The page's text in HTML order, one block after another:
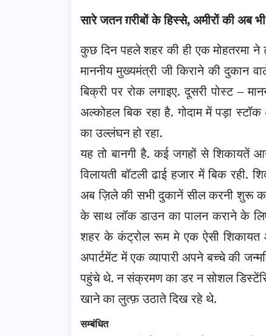
सारे जतन ग़रीबों के हिस्से, अमीरों की अब
कुछ दिन पहले शहर की ही एक मोहतरमा ने
माननीय मुख्यमंत्री जी किराने की
बिक्री पर रोक लगाइए. दूसरी पोस्ट –
अल्कोहल बिक रहा है. गोदाम में पड़ा
का उल्लंघन हो रहा.
यह तो बानगी है. कई जगहों से शिकायतें
विलायती बॉटली ढाई हजार में बिक
अब ज़िले की सभी दुकानें सील करनी शुरू
के साथ लॉक डाउन का पालन कराने के
शहर के कंट्रोल रूम मे एक ऐसी शिकायत
अपार्टमेंट में एक व्यापारी अपने बच्चे की
पहुंचे थे. न संक्रमण का डर न सोशल
खाने का लुत्फ़ उठाते दिख रहे थे.
सम्बंधित